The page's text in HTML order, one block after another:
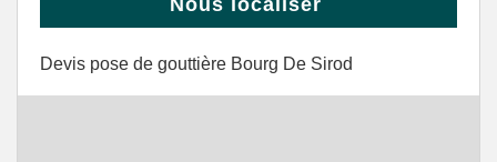
Nous localiser
Devis pose de gouttière Bourg De Sirod